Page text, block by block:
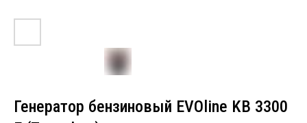
Генератор бензиновый EVOline KB 3300